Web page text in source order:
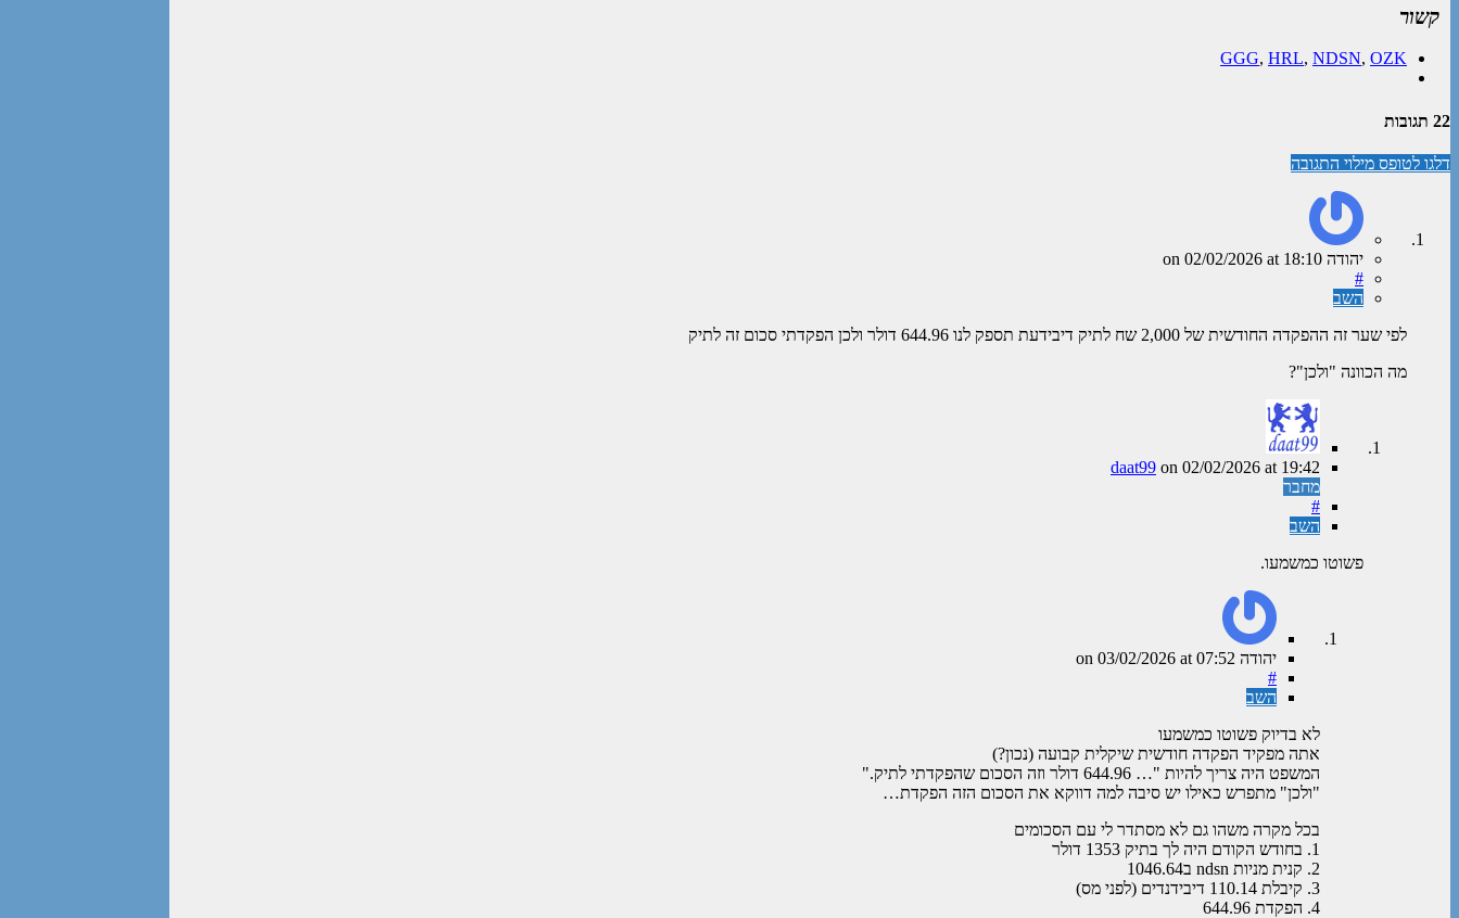
קשור
GGG, HRL, NDSN, OZK
22 תגובות
דלגו לטופס מילוי התגובה
יהודה 02/02/2026 at 18:10
#
השב
לפי שער זה ההפקדה החודשית של 2,000 שח לתיק דיבידעת תספק לנו 644.96 דולר ולכן הפקדתי סכום זה לתיק
מה הכוונה "ולכן"?
daat99 on 02/02/2026 at 19:42
מחבר
#
השב
פשוטו כמשמעו.
יהודה 03/02/2026 at 07:52
#
השב
לא בדיוק פשוטו כמשמעו
אתה מפקיד הפקדה חודשית שיקלית קבועה (נכון?)
המשפט היה צריך להיות "… 644.96 דולר וזה הסכום שהפקדתי לתיק."
"ולכן" מתפרש כאילו יש סיבה למה דווקא את הסכום הזה הפקדת…
בכל מקרה משהו גם לא מסתדר לי עם הסכומים
1. בחודש הקודם היה לך בתיק 1353 דולר
2. קנית מניות ndsn ב1046.64
3. קיבלת 110.14 דיבידנדים (לפני מס)
4. הפקדת 644.96